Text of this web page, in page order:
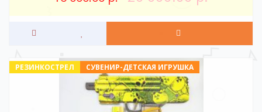
СУВЕНИР-ДЕТСКАЯ ИГРУШКА
РЕЗИНКОСТРЕЛ